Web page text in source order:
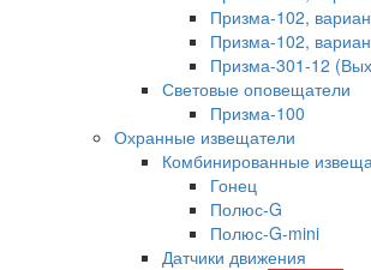
Призма-102,
Призма-102,
Призма-301-12
Световые оповещатели
Призма-100
Охранные извещатели
Комбинированные
Гонец
Полюс-G
Полюс-G-mini
Датчики движения